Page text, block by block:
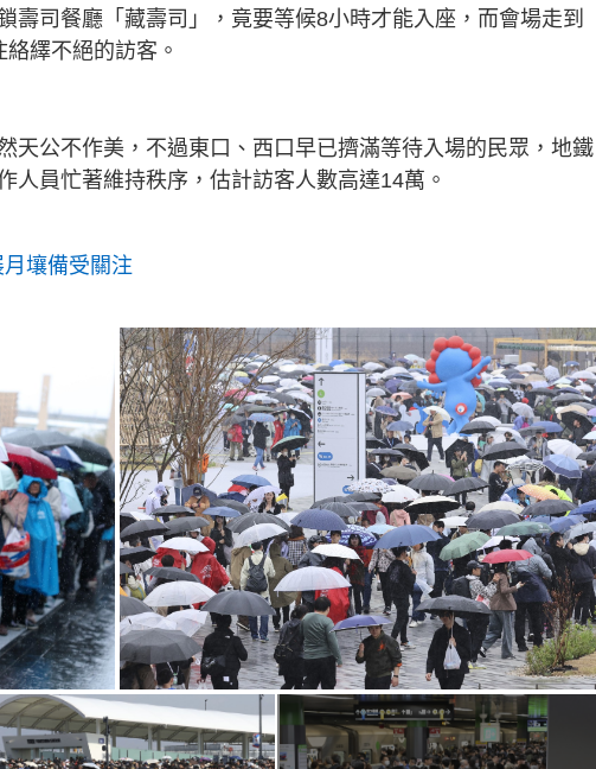
n
e
n
-
n
壽司餐廳「藏壽司」，竟要等候8小時才能入座，而會場走到
繹不絕的訪客。
天公不作美，不過東口、西口早已擠滿等待入場的民眾，地鐵
人員忙著維持秩序，估計訪客人數高達14萬。
壤備受關注